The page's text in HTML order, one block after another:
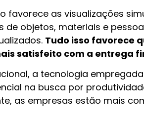
favorece as visualizações
de objetos, materiais e
Tudo isso favorece
satisfeito com a entrega
a tecnologia
na busca por
as empresas estão mais